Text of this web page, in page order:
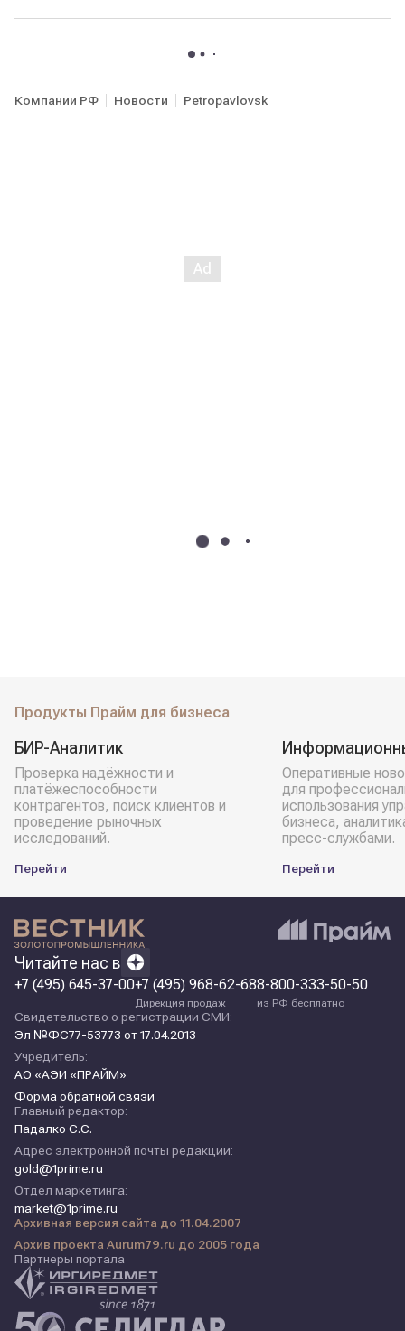
Компании РФ Новости Petropavlovsk
Продукты Прайм для бизнеса
БИР-Аналитик
Проверка надёжности и
платёжеспособности
контрагентов, поиск клиентов и
проведение рыночных
исследований.
Перейти
Оперативные
для
использования
бизнеса,
пресс-службами.
Перейти
Читайте нас в
+7 (495) 645-37-00+7 (495) 968-62-68
Дирекция продаж
8-800-333-50-50
из РФ бесплатно
Свидетельство о регистрации СМИ:
Эл №ФС77-53773 от 17.04.2013
Учредитель:
АО «АЭИ «ПРАЙМ»
Форма обратной связи
Главный редактор:
Падалко С.С.
Адрес электронной почты редакции:
gold@1prime.ru
Отдел маркетинга:
market@1prime.ru
Архивная версия сайта до 11.04.2007
Архив проекта Aurum79.ru до 2005 года
Партнеры портала